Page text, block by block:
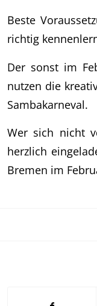
Beste
richtig
Der sonst im
nutzen die
Sambakarneval.
Wer sich nicht
herzlich
Bremen im